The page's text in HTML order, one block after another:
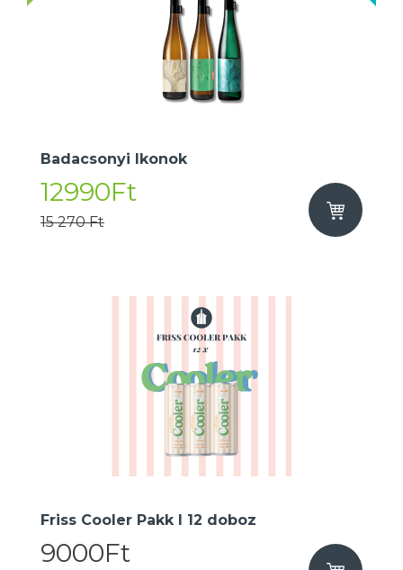
Badacsonyi Ikonok
12990Ft
15 270 Ft
Friss Cooler Pakk I 12 doboz
9000Ft